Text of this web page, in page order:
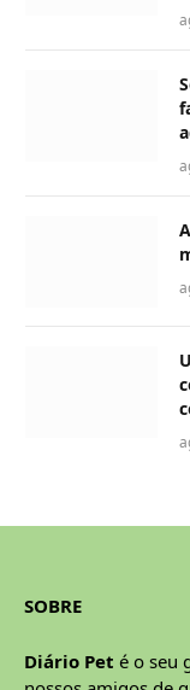
SOBRE
Diário Pet é o seu